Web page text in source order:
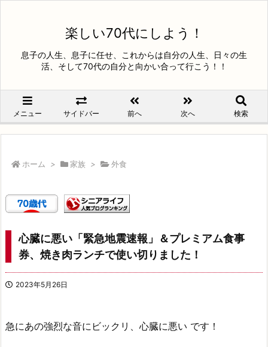
楽しい70代にしよう！
息子の人生、息子に任せ、これからは自分の人生、日々の生
活、そして70代の自分と向かい合って行こう！！
メニュー サイドバー 前へ 次へ 検索
ホーム > 家族 > 外食
心臓に悪い「緊急地震速報」＆プレミアム食事
券、焼き肉ランチで使い切りました！
2023年5月26日
急にあの強烈な音にビックリ、心臓に悪い です！